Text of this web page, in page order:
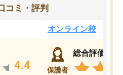
コミ・評判
4.4
オンライン校
保護者
総合評価